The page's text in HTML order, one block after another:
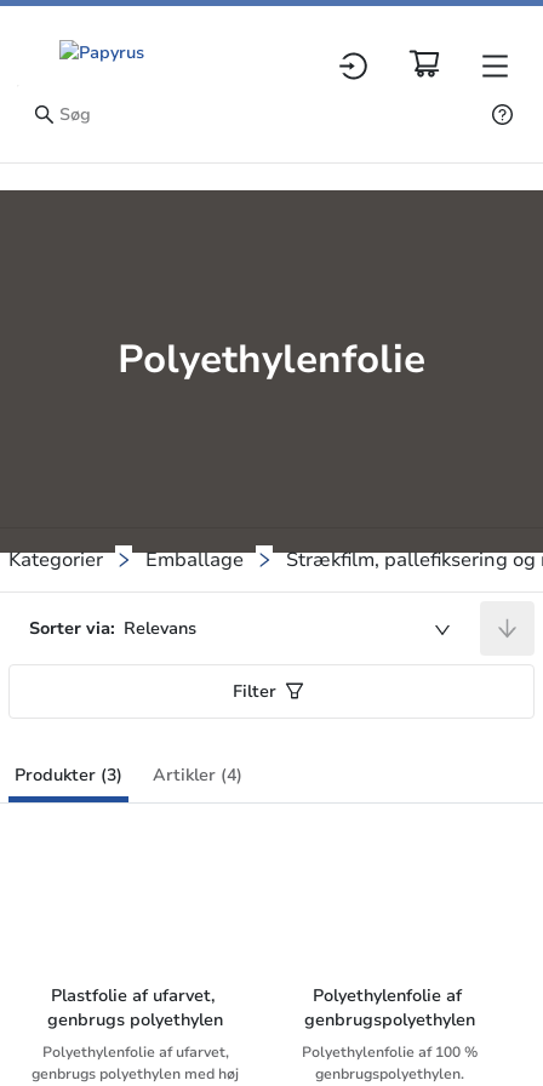
Polyethylenfolie
Kategorier Emballage Strækfilm, pallefiksering
Sorter via: Relevans
Filter
Produkter (3) Artikler (4)
Plastfolie af ufarvet,
genbrugs polyethylen
Polyethylenfolie af ufarvet,
genbrugs polyethylen med høj
Polyethylenfolie af
genbrugspolyethylen
Polyethylenfolie af 100 %
genbrugspolyethylen.